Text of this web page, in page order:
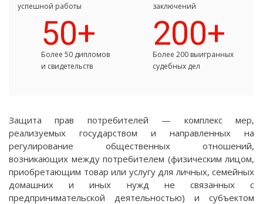
успешной работы
заключений
50+
Более 50 дипломов
и свидетельств
200+
Более 200 выигранных
судебных дел
Защита прав потребителей — комплекс мер,
реализуемых государством и направленных на
регулирование общественных отношений,
возникающих между потребителем (физическим лицом,
приобретающим товар или услугу для личных, семейных
домашних и иных нужд не связанных с
предпринимательской деятельностью) и субъектом